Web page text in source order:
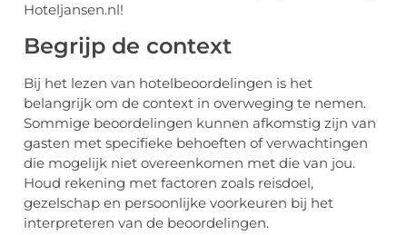
Hoteljansen.nl!
Begrijp de context
Bij het lezen van hotelbeoordelingen is het
belangrijk om de context in overweging te nemen.
Sommige beoordelingen kunnen afkomstig zijn van
gasten met specifieke behoeften of verwachtingen
die mogelijk niet overeenkomen met die van jou.
Houd rekening met factoren zoals reisdoel,
gezelschap en persoonlijke voorkeuren bij het
interpreteren van de beoordelingen.